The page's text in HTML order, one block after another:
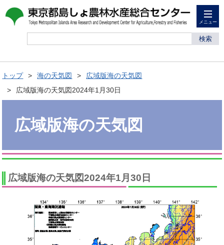
メニュー
検索
トップ 海の天気図
広域版海の天気図
広域版海の天気図2024年1月30日
広域版海の天気図
広域版海の天気図2024年1月30日